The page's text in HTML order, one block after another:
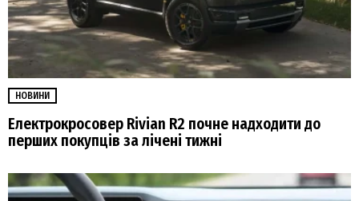
НОВИНИ
Електрокросовер Rivian R2 почне надходити до
перших покупців за лічені тижні